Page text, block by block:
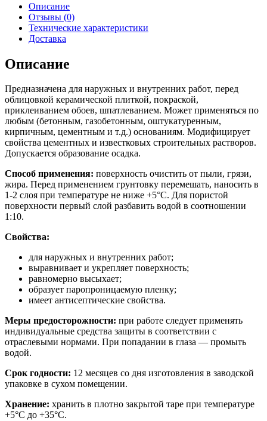
Описание
Отзывы (0)
Технические характеристики
Доставка
Описание
Предназначена для наружных и внутренних работ, перед
облицовкой керамической плиткой, покраской,
приклеиванием обоев, шпатлеванием. Может применяться по
любым (бетонным, газобетонным, оштукатуренным,
кирпичным, цементным и т.д.) основаниям. Модифицирует
свойства цементных и известковых строительных растворов.
Допускается образование осадка.
Способ применения: поверхность очистить от пыли, грязи,
жира. Перед применением грунтовку перемешать, наносить в
1-2 слоя при температуре не ниже +5°С. Для пористой
поверхности первый слой разбавить водой в соотношении
1:10.
Свойства:
для наружных и внутренних работ;
выравнивает и укрепляет поверхность;
равномерно высыхает;
образует паропроницаемую пленку;
имеет антисептические свойства.
Меры предосторожности: при работе следует применять
индивидуальные средства защиты в соответствии с
отраслевыми нормами. При попадании в глаза — промыть
водой.
Срок годности: 12 месяцев со дня изготовления в заводской
упаковке в сухом помещении.
Хранение: хранить в плотно закрытой таре при температуре
+5°С до +35°С.